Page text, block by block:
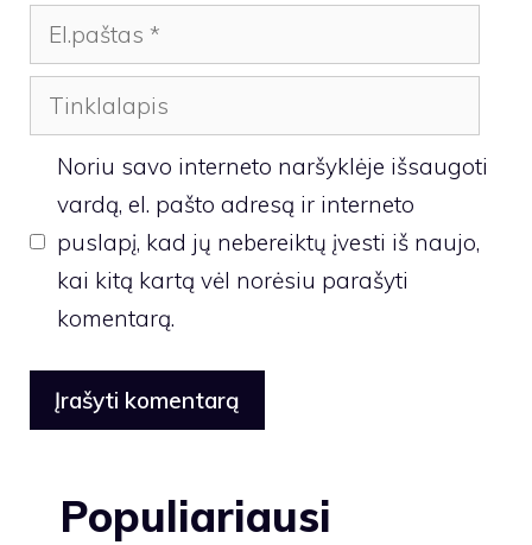
El.paštas
Tinklalapis
Noriu savo interneto naršyklėje išsaugoti
vardą, el. pašto adresą ir interneto
puslapį, kad jų nebereiktų įvesti iš naujo,
kai kitą kartą vėl norėsiu parašyti
komentarą.
Populiariausi